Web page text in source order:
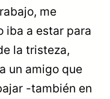
me
iba a estar para
la tristeza,
un amigo que
-también en